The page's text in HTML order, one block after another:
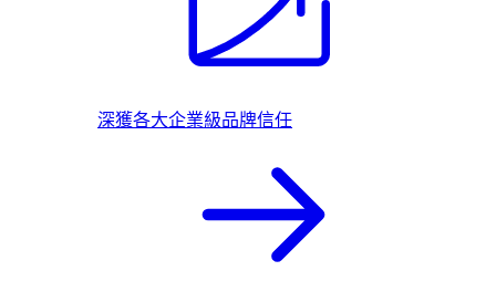
深獲各大企業級品牌信任